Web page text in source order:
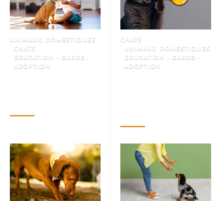
ANIMAUX DOMESTIQUES
CHATS
EDUCATION - GARDE -
ADOPTION
CHATS
ANIMAUX DOMESTIQUES
EDUCATION - GARDE -
ADOPTION